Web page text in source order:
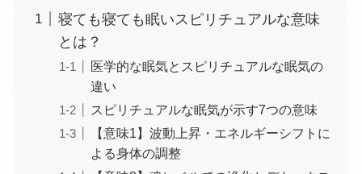
寝ても寝ても眠いスピリチュアルな意味
とは？
医学的な眠気とスピリチュアルな眠気の
違い
スピリチュアルな眠気が示す7つの意味
【意味1】波動上昇・エネルギーシフトに
よる身体の調整